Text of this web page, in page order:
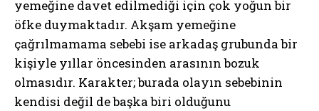
yemeğine davet edilmediği için çok yoğun bir
öfke duymaktadır. Akşam yemeğine
çağrılmamama sebebi ise arkadaş grubunda bir
kişiyle yıllar öncesinden arasının bozuk
olmasıdır. Karakter; burada olayın sebebinin
kendisi değil de başka biri olduğunu